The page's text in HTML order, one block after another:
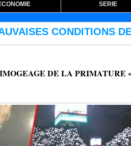
SERIE
DE TRAVAIL : Les
DE LA PRIMATURE